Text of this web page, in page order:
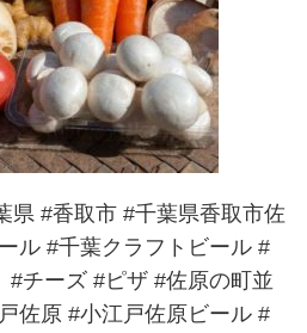
県 #香取市 #千葉県香取市佐
ル #千葉クラフトビール #
#チーズ #ピザ #佐原の町並
佐原 #小江戸佐原ビール #